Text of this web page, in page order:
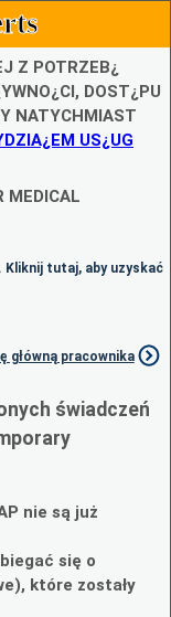
Z POTRZEB¿
DOST¿PU
NATYCHMIAST
US¿UG
MEDICAL
Kliknij tutaj, aby uzyskać
główną pracownika
świadczeń
nie są już
się o
które zostały